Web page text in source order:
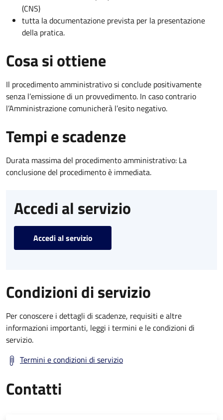
(CNS)
tutta la documentazione prevista per la presentazione
della pratica.
Cosa si ottiene
Il procedimento amministrativo si conclude positivamente
senza l’emissione di un provvedimento. In caso contrario
l’Amministrazione comunicherà l’esito negativo.
Tempi e scadenze
Durata massima del procedimento amministrativo: La
conclusione del procedimento è immediata.
Accedi al servizio
Accedi al servizio
Condizioni di servizio
Per conoscere i dettagli di scadenze, requisiti e altre
informazioni importanti, leggi i termini e le condizioni di
servizio.
Termini e condizioni di servizio
Contatti